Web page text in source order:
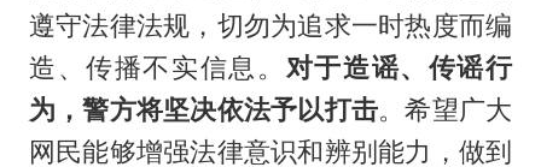
遵守法律法规，切勿为追求一时热度而编
造、传播不实信息。 对于造谣、传谣行
为，警方将坚决依法予以打击。希望广大
网民能够增强法律意识和辨别能力，做到